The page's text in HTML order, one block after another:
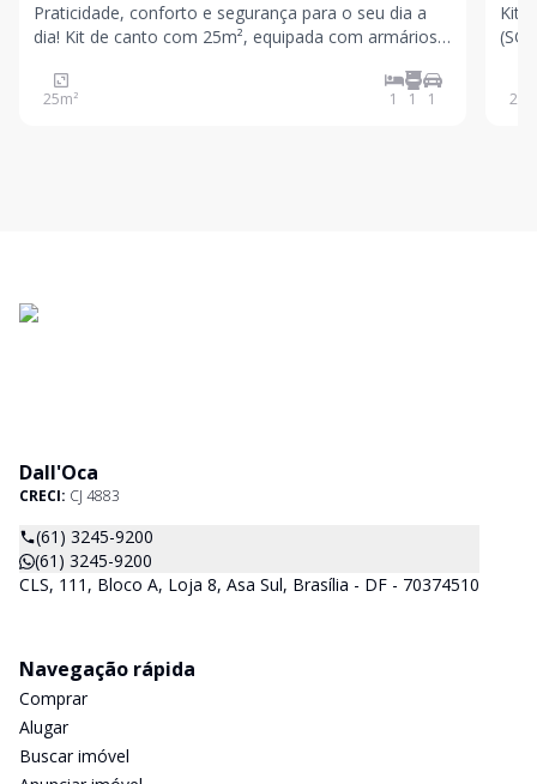
Praticidade, conforto e segurança para o seu dia a
dia! Kit de canto com 25m², equipada com armários
serviço conjugada, banheiro com box em blindex,
piso laminado e cerâmico, além de 1 vaga de
25m² 1 1 1
(SGAN
Àrea
28
Dall'Oca
CRECI: CJ 4883
(61) 3245-9200
(61) 3245-9200
CLS, 111, Bloco A, Loja 8, Asa Sul, Brasília - DF - 70374510
Navegação rápida
Comprar
Alugar
Buscar imóvel